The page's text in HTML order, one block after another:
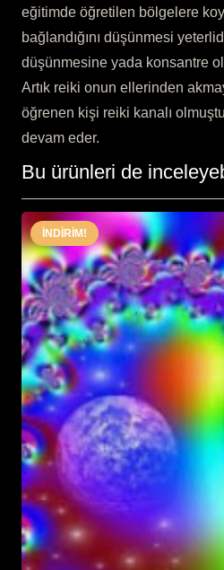
eğitimde öğretilen bölgelere
bağlandığını düşünmesi
düşünmesine yada konsantre
Artık reiki onun ellerinden
öğrenen kişi reiki kanalı
devam eder.
Bu ürünleri de
İNDIRIM!